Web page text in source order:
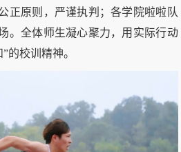
正原则，严谨执判；各学院啦啦队
。全体师生凝心聚力，用实际行动
的校训精神。